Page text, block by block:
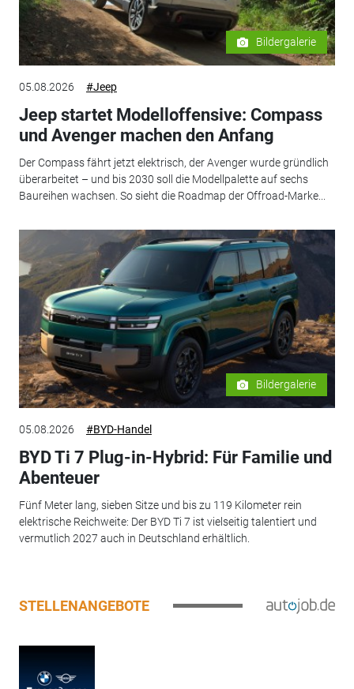
Bildergalerie
05.08.2026 #Jeep
Jeep startet Modelloffensive: Compass
und Avenger machen den Anfang
Der Compass fährt jetzt elektrisch, der Avenger wurde gründlich
überarbeitet – und bis 2030 soll die Modellpalette auf sechs
Baureihen wachsen. So sieht die Roadmap der Offroad-Marke...
Bildergalerie
05.08.2026 #BYD-Handel
BYD Ti 7 Plug-in-Hybrid: Für Familie und
Abenteuer
Fünf Meter lang, sieben Sitze und bis zu 119 Kilometer rein
elektrische Reichweite: Der BYD Ti 7 ist vielseitig talentiert und
vermutlich 2027 auch in Deutschland erhältlich.
STELLENANGEBOTE